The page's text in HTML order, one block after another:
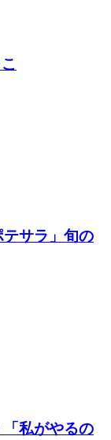
サラ」旬の
私がやるの